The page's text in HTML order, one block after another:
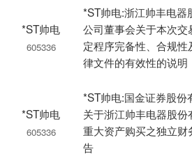
*ST帅电
605336
*ST帅电:浙江帅丰电器
公司董事会关于本次交
定程序完备性、合规性
律文件的有效性的说明
*ST帅电
605336
*ST帅电:国金证券股份
关于浙江帅丰电器股份
重大资产购买之独立财
告